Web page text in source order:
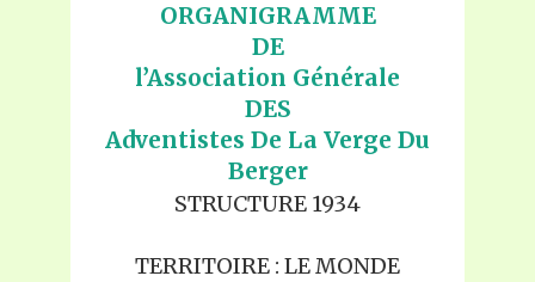
ORGANIGRAMME
DE
l’Association Générale
DES
Adventistes De La Verge Du
Berger
STRUCTURE 1934
TERRITOIRE : LE MONDE